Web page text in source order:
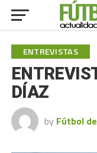
ENTREVISTAS
DÍAZ
by Fútbol